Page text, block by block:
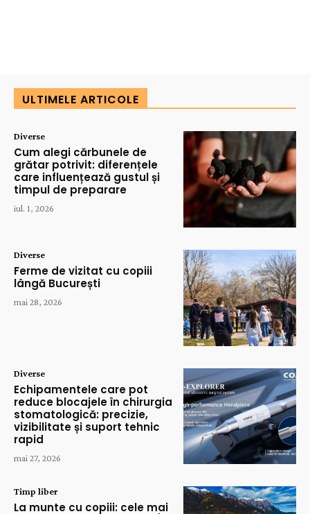
ULTIMELE ARTICOLE
Diverse
Cum alegi cărbunele de
grătar potrivit: diferențele
care influențează gustul și
timpul de preparare
iul. 1, 2026
Diverse
Ferme de vizitat cu copiii
lângă București
mai 28, 2026
Diverse
Echipamentele care pot
reduce blocajele în chirurgia
stomatologică: precizie,
vizibilitate și suport tehnic
rapid
mai 27, 2026
Timp liber
La munte cu copiii: cele mai